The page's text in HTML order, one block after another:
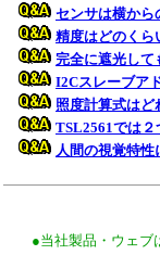
センサは横から
精度はどのくら
完全に遮光して
I2Cスレーブア
照度計算式はど
TSL2561では２
人間の視覚特性
●当社製品・ウェブ